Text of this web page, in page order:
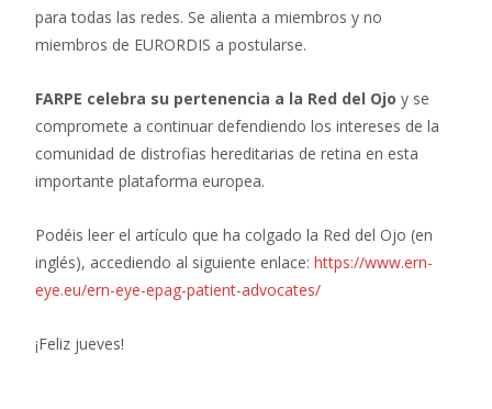
para todas las redes. Se alienta a miembros y no
miembros de EURORDIS a postularse.
FARPE celebra su pertenencia a la Red del Ojo y se
compromete a continuar defendiendo los intereses de la
comunidad de distrofias hereditarias de retina en esta
importante plataforma europea.
Podéis leer el artículo que ha colgado la Red del Ojo (en
inglés), accediendo al siguiente enlace: https://www.ern-
eye.eu/ern-eye-epag-patient-advocates/
¡Feliz jueves!